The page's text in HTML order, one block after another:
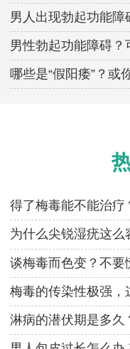
男人出现勃起功能障
男性勃起功能障碍？
哪些是“假阳痿”？或
得了梅毒能不能治
点可治愈
为什么尖锐湿疣这么
谈梅毒而色变？不要
缠上你！
梅毒的传染性极强
防范！
淋病的潜伏期是多久